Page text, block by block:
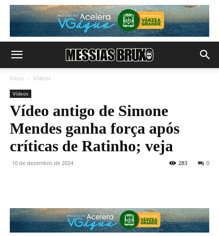
Início Vídeos
Vídeos
Vídeo antigo de Simone
Mendes ganha força após
críticas de Ratinho; veja
10 de dezembro de 2024 0
283